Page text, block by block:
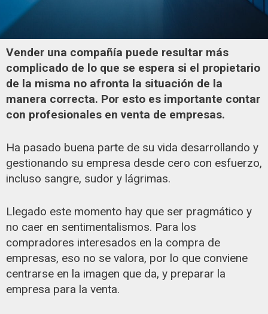
Vender una compañía puede resultar más
complicado de lo que se espera si el propietario
de la misma no afronta la situación de la
manera correcta. Por esto es importante contar
con profesionales en venta de empresas.
Ha pasado buena parte de su vida desarrollando y
gestionando su empresa desde cero con esfuerzo,
incluso sangre, sudor y lágrimas.
Llegado este momento hay que ser pragmático y
no caer en sentimentalismos. Para los
compradores interesados en la compra de
empresas, eso no se valora, por lo que conviene
centrarse en la imagen que da, y preparar la
empresa para la venta.